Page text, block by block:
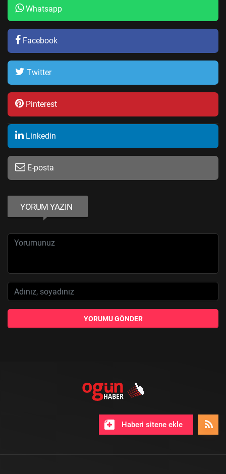
Whatsapp
Facebook
Twitter
Pinterest
Linkedin
E-posta
YORUM YAZIN
YORUMU GÖNDER
Haberi sitene ekle